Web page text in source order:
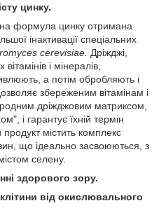
цинку.
формула цинку отримана
інактивації спеціальних
cerevisiae. Дріжджі,
і мінералів,
а потім обробляють і
збереженим вітамінам і
дріжджовим матриксом,
і гарантує їхній термін
продукт містить комплекс
що ідеально засвоюються, з
селену.
здорового зору.
від окислювального